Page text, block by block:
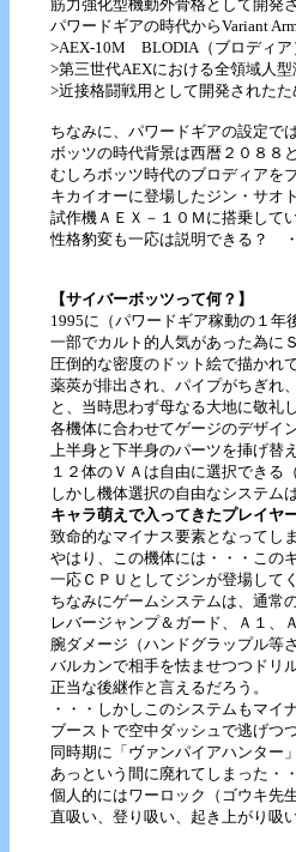
筋力強化型機動外骨格として開発
パワードギアの時代からVariant
>AEX-10M BLODIA（ブロディア
>第三世代AEXにおける全領域人
>近接格闘戦用として開発された
ちなみに、パワードギアの設定で
ボッツの時代背景は西暦２０８８
むしろボッツ時代のブロディアを
キカイオーに登場したジン・サオ
試作機ＡＥＸ－１０Ｍに搭乗して
性格豹変も一応は説明できる？
【サイバーボッツって何？】
1995に（パワードギア稼動の１年
一部でカルト的人気があった為に
圧倒的な密度のドット絵で描かれ
薬莢が排出され、パイプがちぎれ
と、当時思わず母なる大地に敬礼
各機体に合わせてゲージのデザイ
上半身と下半身のパーツを挿げ替
１２体のＶＡは自由に選択できる
しかし機体選択の自由なシステム
キャラ萌えで入ってきたプレイヤ
致命的なマイナス要素となってしま
やはり、この機体には・・・この
一応ＣＰＵとしてジンが登場して
ちなみにゲームシステムは、通常
レバージャンプ＆ガード、Ａ１、
腕ダメージ（ハンドグラップル等
バルカンで相手を怯ませつつドリ
正当な後継作と言えるだろう。
・・・しかしこのシステムもマイ
ブーストで空中ダッシュで逃げつ
同時期に「ヴァンパイアハンター
あっという間に廃れてしまった・・
個人的にはワーロック（ゴウキ先
直吸い、登り吸い、起き上がり吸